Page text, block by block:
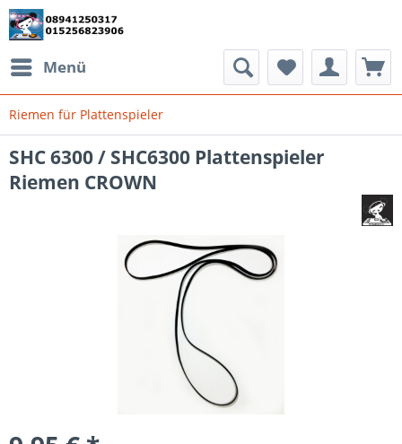
Menü
Riemen für Plattenspieler
SHC 6300 / SHC6300 Plattenspieler
Riemen CROWN